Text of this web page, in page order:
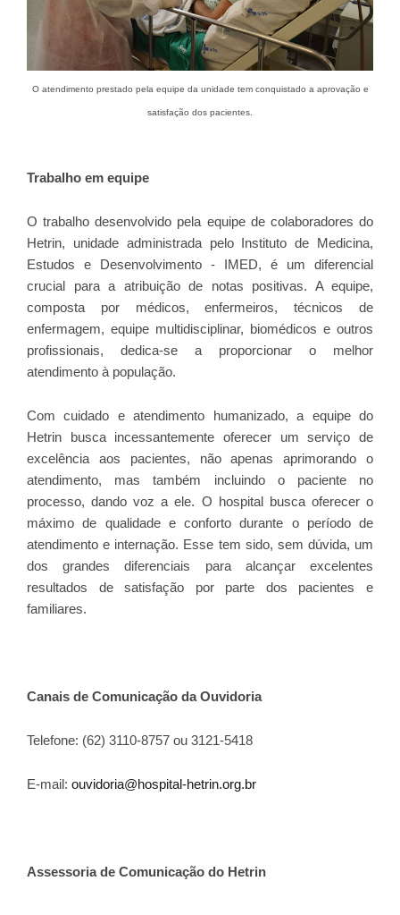
O atendimento prestado pela equipe da unidade tem conquistado a aprovação e
satisfação dos pacientes.
Trabalho em equipe
O trabalho desenvolvido pela equipe de colaboradores do
Hetrin, unidade administrada pelo Instituto de Medicina,
Estudos e Desenvolvimento - IMED, é um diferencial
crucial para a atribuição de notas positivas. A equipe,
composta por médicos, enfermeiros, técnicos de
enfermagem, equipe multidisciplinar, biomédicos e outros
profissionais, dedica-se a proporcionar o melhor
atendimento à população.
Com cuidado e atendimento humanizado, a equipe do
Hetrin busca incessantemente oferecer um serviço de
excelência aos pacientes, não apenas aprimorando o
atendimento, mas também incluindo o paciente no
processo, dando voz a ele. O hospital busca oferecer o
máximo de qualidade e conforto durante o período de
atendimento e internação. Esse tem sido, sem dúvida, um
dos grandes diferenciais para alcançar excelentes
resultados de satisfação por parte dos pacientes e
familiares.
Canais de Comunicação da Ouvidoria
Telefone: (62) 3110-8757 ou 3121-5418
E-mail: ouvidoria@hospital-hetrin.org.br
Assessoria de Comunicação do Hetrin